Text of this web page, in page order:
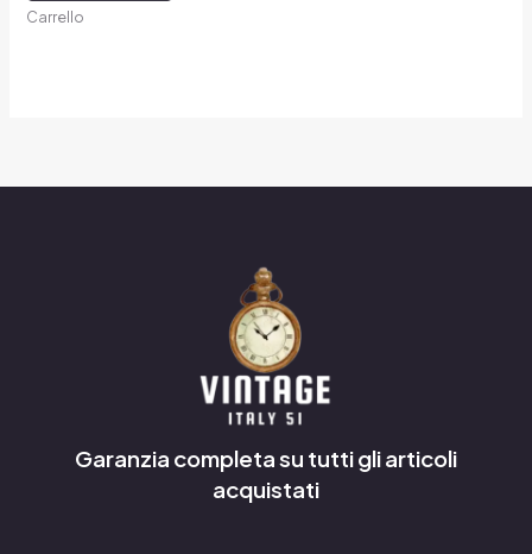
Carrello
Garanzia completa su tutti gli articoli
acquistati